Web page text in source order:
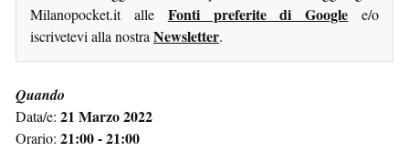
Milanopocket.it alle Fonti preferite di Google e/o
iscrivetevi alla nostra Newsletter.
Quando
Data/e: 21 Marzo 2022
Orario: 21:00 - 21:00